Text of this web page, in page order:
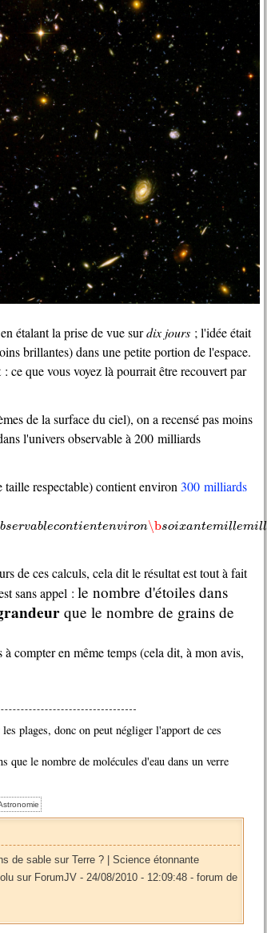
étalant la prise de vue surdix jours ; l'idée était
brillantes) dans une petite portion de l'espace.
ce que vous voyez là pourrait être recouvert par
l'univers observable à 200 milliards
taille respectable) contient environ 300 milliards
bservablecontientenviron\bsoixantemillemill
lecontientenviron\bsoixantemile milliardsdemilliards(
sans appel : le nombre d'étoiles dans
que le nombre de grains de
compter en même temps (cela dit, à mon avis,
plages, donc on peut négliger l'apport de ces
le nombre de molécules d'eau dans un verre
de sable sur Terre ? | Science étonnante
sur ForumJV - 24/08/2010 - 12:09:48 - forum de